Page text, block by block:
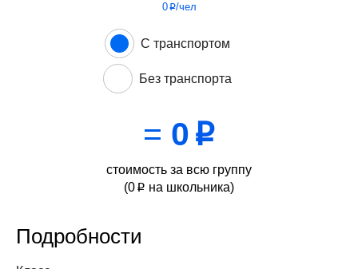
0p/чел
С транспортом
Без транспорта
= 0 p
стоимость за всю группу
(0 p на школьника)
Подробности